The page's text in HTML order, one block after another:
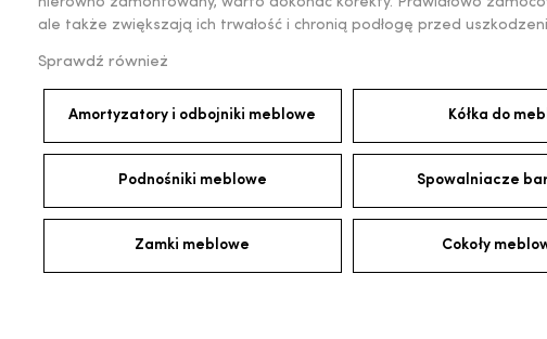
ale także zwiększają ich trwałość i chronią podłogę przed
Sprawdź również
Amortyzatory i odbojniki meblowe Kółka do
Podnośniki meblowe Spowalniacze
Zamki meblowe Cokoły